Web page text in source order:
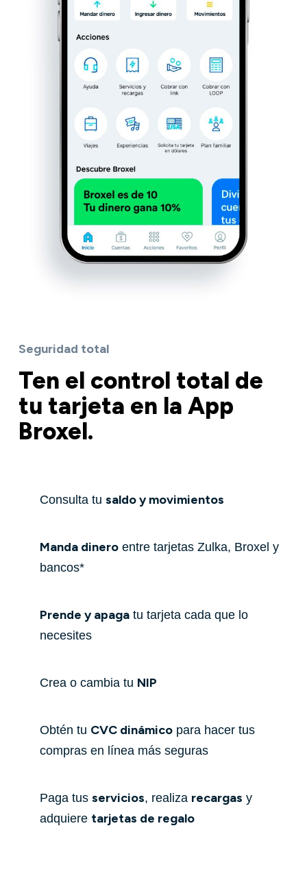
Seguridad total
Ten el control total de
tu tarjeta en la App
Broxel.
Consulta tu saldo y movimientos
Manda dineroentre tarjetas Zulka, Broxel y
bancos*
Prende y apagatu tarjeta cada que lo
necesites
Crea o cambia tu NIP
Obtén tu CVC dinámicopara hacer tus
compras en línea más seguras
Paga tus servicios, realiza recargas y
adquiere tarjetas de regalo